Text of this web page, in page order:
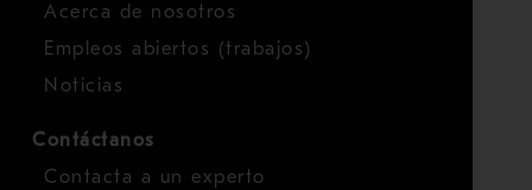
Acerca de nosotros
Empleos abiertos (trabajos)
Noticias
Contáctanos
Contacta a un experto